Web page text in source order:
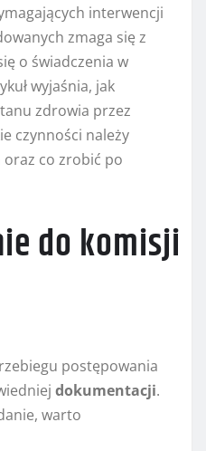
interwencji
zmaga się z
o świadczenia w
wyjaśnia, jak
zdrowia przez
czynności należy
co zrobić po
do komisji
postępowania
dokumentacji.
warto